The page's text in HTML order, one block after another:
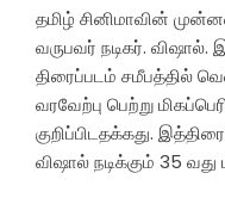
தமிழ் சினிமாவின்
வருபவர் நடிகர். விஷால்.
திரைப்படம் சமீபத்தில்
வரவேற்பு பெற்று
குறிப்பிடதக்கது.
விஷால் நடிக்கும் 35